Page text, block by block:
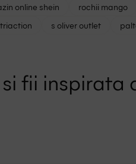
online shein rochii mango
triaction s oliver outlet
fii inspirata